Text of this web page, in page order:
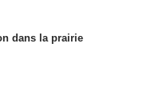
dans la prairie